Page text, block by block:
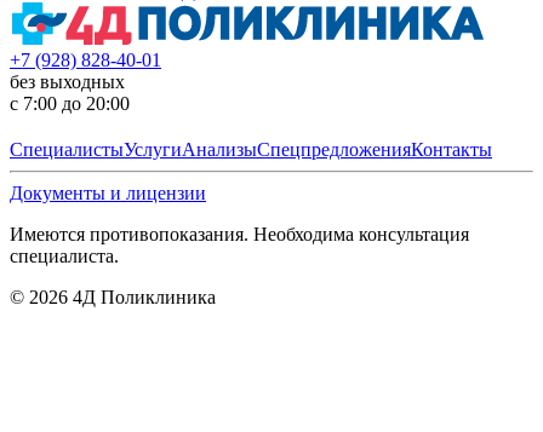
+7 (928) 828-40-01
без выходных
с 7:00 до 20:00
СпециалистыУслугиАнализыСпецпредложенияКонтакты
Документы и лицензии
Имеются противопоказания. Необходима консультация
специалиста.
© 2026 4Д Поликлиника